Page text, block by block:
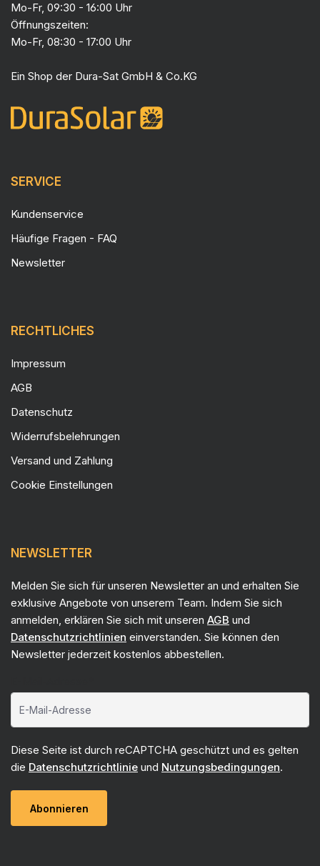
Mo-Fr, 09:30 - 16:00 Uhr
Öffnungszeiten:
Mo-Fr, 08:30 - 17:00 Uhr
Ein Shop der Dura-Sat GmbH & Co.KG
SERVICE
Kundenservice
Häufige Fragen - FAQ
Newsletter
RECHTLICHES
Impressum
AGB
Datenschutz
Widerrufsbelehrungen
Versand und Zahlung
Cookie Einstellungen
NEWSLETTER
Melden Sie sich für unseren Newsletter an und erhalten Sie
exklusive Angebote von unserem Team. Indem Sie sich
anmelden, erklären Sie sich mit unseren AGB und
Datenschutzrichtlinien einverstanden. Sie können den
Newsletter jederzeit kostenlos abbestellen.
Diese Seite ist durch reCAPTCHA geschützt und es gelten
die Datenschutzrichtlinie und Nutzungsbedingungen.
Abonnieren